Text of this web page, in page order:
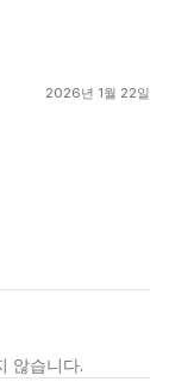
2026년 1월 22일
않습니다.